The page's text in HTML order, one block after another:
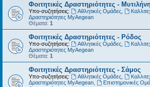
Φοιτητικές Δραστηριότητες -
Υπο-συζητήσεις: Αθλητικές Ομάδες,
Δραστηριότητες MyAegean
Θέματα: 1
Φοιτητικές Δραστηριότητες - Ρόδος
Υπο-συζητήσεις: Αθλητικές Ομάδες,
Δραστηριότητες MyAegean
Θέματα: 1
Φοιτητικές Δραστηριότητες - Σάμος
Υπο-συζητήσεις: Αθλητικές Ομάδες,
Δραστηριότητες MyAegean
Επιστημονικές